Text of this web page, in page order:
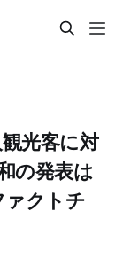
光客に対
の発表は
ァクトチ